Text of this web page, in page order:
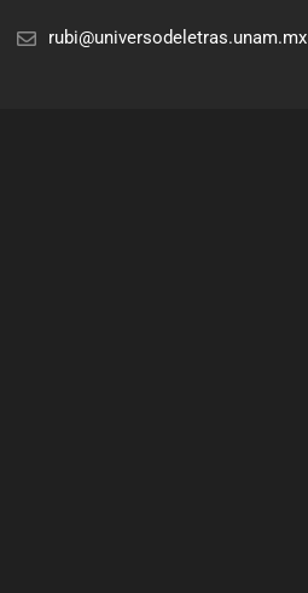
rubi@universodeletras.unam.mx